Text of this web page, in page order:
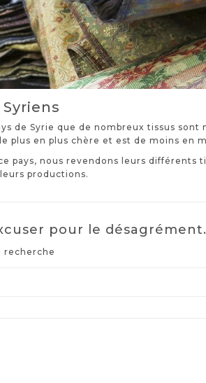
de Syrie que de nombreux tissus
plus en plus chère et est de moins en
pays, nous revendons leurs différents
productions.
pour le désagrément.
recherche